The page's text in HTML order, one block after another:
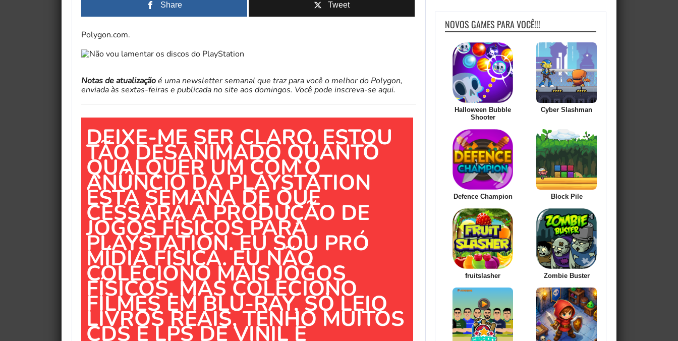
Share Tweet
Polygon.com.
Notas de atualizaçãoé uma newsletter semanal que traz para você o melhor do Polygon,
enviada às sextas-feiras e publicada no site aos domingos. Você pode inscreva-se aqui.
DEIXE-ME SER CLARO. ESTOU
TÃO DESANIMADO QUANTO
QUALQUER UM COM O
ANÚNCIO DA PLAYSTATION
ESTA SEMANA DE QUE
CESSARÁ A PRODUÇÃO DE
JOGOS FÍSICOS PARA
PLAYSTATION. EU SOU PRÓ
MÍDIA FÍSICA. EU NÃO
COLECIONO MAIS JOGOS
FÍSICOS, MAS COLECIONO
FILMES EM BLU-RAY, SÓ LEIO
LIVROS REAIS, TENHO MUITOS
CDS E LPS DE VINIL E
NOVOS GAMES PARA VOCÊ!!!
Halloween Bubble
Shooter
Cyber Slashman
Defence Champion Block Pile
fruitslasher Zombie Buster